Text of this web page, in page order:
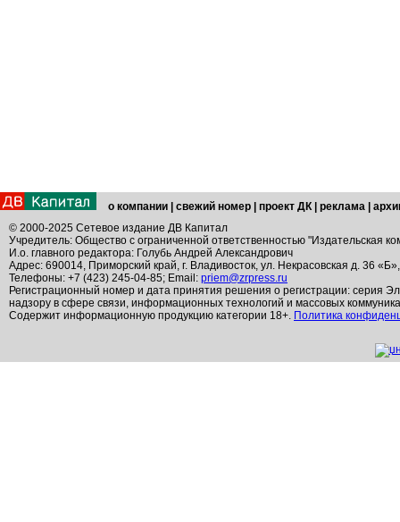
о компании свежий номер проект ДК реклама
© 2000-2025 Сетевое издание ДВ Капитал
Учредитель: Общество с ограниченной ответственностью "Издательская
И.о. главного редактора: Голубь Андрей Александрович
Адрес: 690014, Приморский край, г. Владивосток, ул. Некрасовская д. 36
Телефоны: +7 (423) 245-04-85; Email: priem@zrpress.ru
Регистрационный номер и дата принятия решения о регистрации: серия
надзору в сфере связи, информационных технологий и массовых
Содержит информационную продукцию категории 18+. Политика